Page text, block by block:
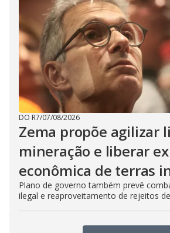
DO R7/07/08/2026
Zema propõe agilizar
mineração e liberar
econômica de terras
Plano de governo também prevê
ilegal e reaproveitamento de rejeitos